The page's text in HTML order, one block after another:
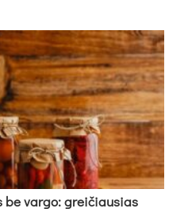
be vargo: greičiausias